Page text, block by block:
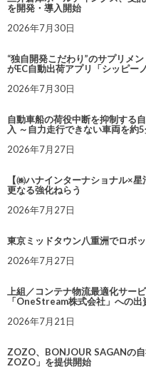
を開発・導入開始
2026年7月30日
“独自開発こだわり”のサプリメ
がEC自動出荷アプリ「シッピー
2026年7月30日
自動車船の荷役中断を抑制する
入 ～自力走行できない車両を約
2026年7月27日
【㈱ハナインターナショナル×
更なる強化ねらう
2026年7月27日
東京ミッドタウン八重洲でロボ
2026年7月27日
上組／コンテナ物流最適化サー
「OneStream株式会社」への出
2026年7月21日
ZOZO、BONJOUR SAGANの
ZOZO」を提供開始